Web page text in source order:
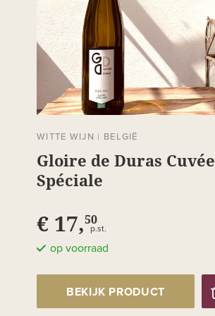
WITTE WIJN | BELGIË
Gloire de Duras Cuvée
Spéciale
€ 17,50
p.st.
op voorraad
BEKIJK PRODUCT